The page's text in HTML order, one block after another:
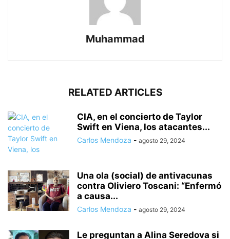
Muhammad
RELATED ARTICLES
CIA, en el concierto de Taylor
Swift en Viena, los atacantes...
Carlos Mendoza - agosto 29, 2024
Una ola (social) de antivacunas
contra Oliviero Toscani: “Enfermó
a causa...
Carlos Mendoza - agosto 29, 2024
Le preguntan a Alina Seredova si